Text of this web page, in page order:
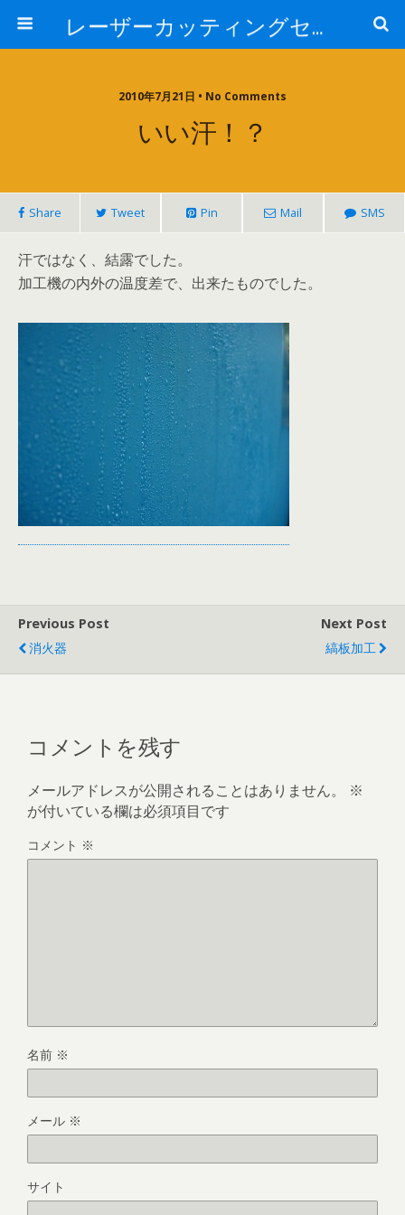
レーザーカッティングセンター 株式会社 中本鉄工所
2010年7月21日 • No Comments
いい汗！？
Share Tweet Pin Mail SMS
汗ではなく、結露でした。
加工機の内外の温度差で、出来たものでした。
Previous Post
消火器
Next Post
縞板加工
コメントを残す
メールアドレスが公開されることはありません。
※
が付いている欄は必須項目です
コメント ※
名前 ※
メール ※
サイト